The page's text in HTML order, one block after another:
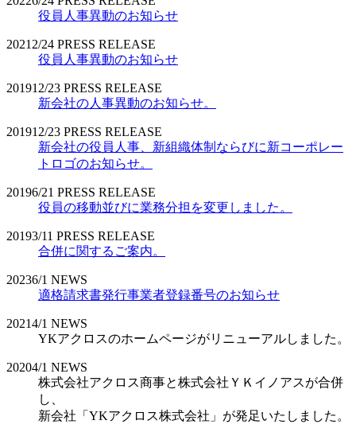
役員人事異動のお知らせ
2021 2/24 PRESS RELEASE
役員人事異動のお知らせ
201912/23 PRESS RELEASE
新会社の人事異動のお知らせ。
201912/23 PRESS RELEASE
新会社の役員人事、新組織体制ならびに新コーポレー
トロゴのお知らせ。
20196/21 PRESS RELEASE
役員の移動並びに業務分担を変更しました。
20193/11 PRESS RELEASE
合併に関するご案内。
20236/1 NEWS
適格請求書発行事業者登録番号のお知らせ
20214/1 NEWS
YKアクロスのホームページがリニューアルしました。
20204/1 NEWS
株式会社アクロス商事と株式会社ＹＫイノアスが合併
し、
新会社「YKアクロス株式会社」が発足いたしました。